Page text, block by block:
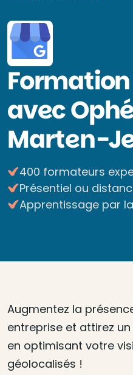
Formation
avec
Marten-
400 formateurs
Présentiel ou
Apprentissage par
Augmentez la
entreprise et attirez
en optimisant votre
géolocalisés !